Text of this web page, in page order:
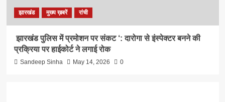
झारखंड मुख्य ख़बरें रांची
झारखंड पुलिस में प्रमोशन पर संकट ‘: दारोगा से इंस्पेक्टर बनने की
प्रक्रिया पर हाईकोर्ट ने लगाई रोक
Sandeep Sinha May 14, 2026 0